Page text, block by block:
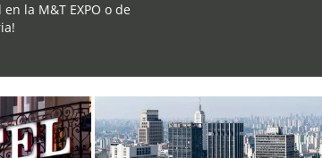
la M&T EXPO o de